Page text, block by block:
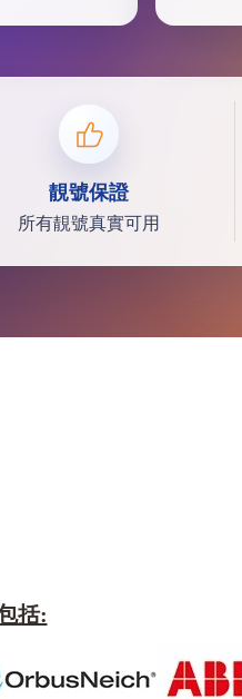
靚號保證
所有靚號真實可用
括: